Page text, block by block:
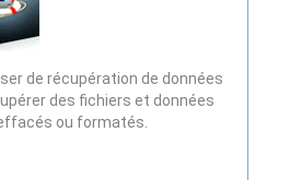
de récupération de données
des fichiers et données
ou formatés.